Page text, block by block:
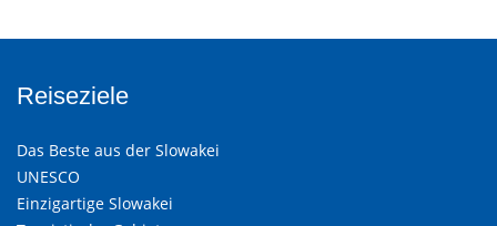
Reiseziele
Das Beste aus der Slowakei
UNESCO
Einzigartige Slowakei